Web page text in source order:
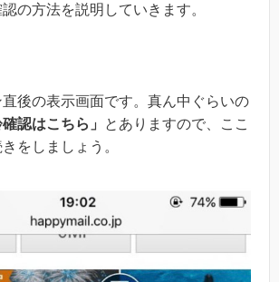
の方法を説明していきます。
後の表示画面です。真ん中ぐらいの
確認はこちら」
とありますので、ここ
をしましょう。